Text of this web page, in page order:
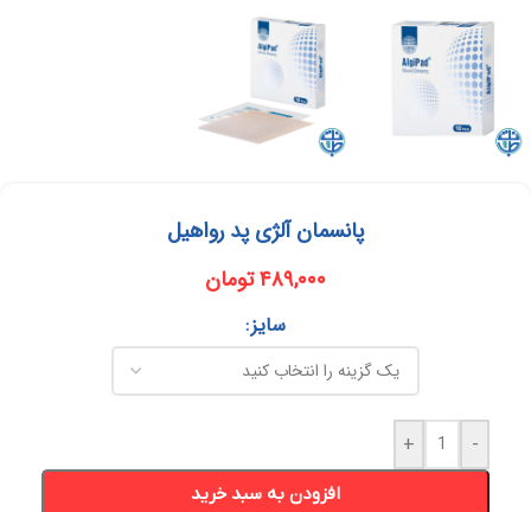
پانسمان آلژی پد رواهیل
۴۸۹,۰۰۰تومان
سایز
-
+
افزودن به سبد خرید